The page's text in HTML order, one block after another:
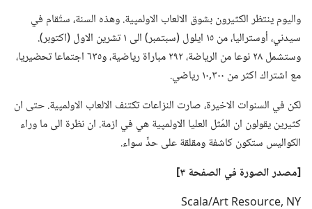
واليوم ينتظر الكثيرون بشوق الالعاب الاولمپية.‏ وهذه السنة،‏ ستُقام في
سيدني،‏ أوستراليا،‏ من ١٥ ايلول (‏سبتمبر)‏ الى ١ تشرين الاول (‏اكتوبر)‏.‏
وستشمل ٢٨ نوعا من الرياضة،‏ ٢٩٢ مباراة رياضية،‏ و٦٣٥ اجتماعا تحضيريا،‏
مع اشتراك اكثر من ٣٠٠‏,١٠ رياضي.‏
لكن في السنوات الاخيرة،‏ صارت النزاعات تكتنف الالعاب الاولمپية.‏ حتى ان
كثيرين يقولون ان المُثل العليا الاولمپية هي في ازمة.‏ ان نظرة الى ما وراء
الكواليس ستكون كاشفة ومقلقة على حدٍّ سواء.‏
‏[مصدر الصورة في الصفحة ٣]‏
Scala/Art Resource,‎ NY